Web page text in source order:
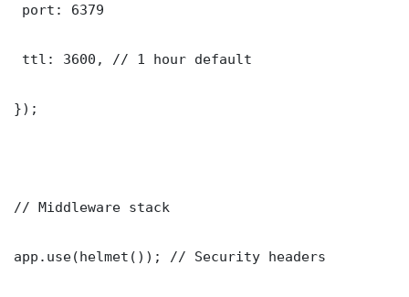
port: 6379
ttl: 3600, // 1 hour default
});
// Middleware stack
app.use(helmet()); // Security headers